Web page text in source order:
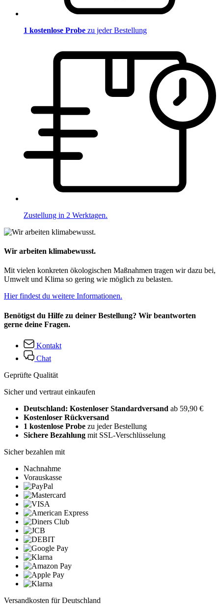
1 kostenlose Probe zu jeder Bestellung
Zustellung in 2 Werktagen.
Wir arbeiten klimabewusst.
Mit vielen konkreten ökologischen Maßnahmen tragen wir dazu bei,
Umwelt und Klima so gering wie möglich zu belasten.
Hier findest du weitere Informationen.
Benötigst du Hilfe zu deiner Bestellung? Wir beantworten
gerne deine Fragen.
Kontakt
Chat
Geprüfte Qualität
Sicher und vertraut einkaufen
Deutschland: Kostenloser Standardversand ab 59,90 €
Kostenloser Rückversand
1 kostenlose Probe zu jeder Bestellung
Sichere Bezahlung mit SSL-Verschlüsselung
Sicher bezahlen mit
Nachnahme
Vorauskasse
Versandkosten für Deutschland